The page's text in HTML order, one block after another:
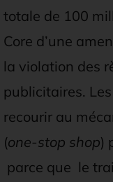
totale de 100
Core d’une
la violation des
publicitaires.
recourir au
(one-stop shop)
parce que le